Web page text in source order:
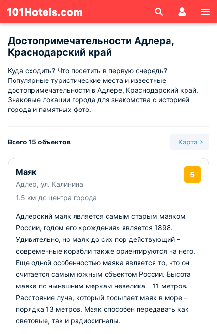
Достопримечательности Адлера,
Краснодарский край
Куда сходить? Что посетить в первую очередь?
Популярные туристические места и известные
достопримечательности в Адлере, Краснодарский край.
Знаковые локации города для знакомства с историей
города и памятных фото.
Всего 15 объектов Карта
Маяк
Адлер, ул. Калинина
1.5 км до центра города
5
Адлерский маяк является самым старым маяком
России, годом его «рождения» является 1898.
Удивительно, но маяк до сих пор действующий –
современные корабли также ориентируются на него.
Еще одной особенностью маяка является то, что он
считается самым южным объектом России. Высота
маяка по нынешним меркам невелика – 11 метров.
Расстояние луча, который посылает маяк в море –
порядка 13 метров. Маяк способен передавать как
световые, так и радиосигналы.